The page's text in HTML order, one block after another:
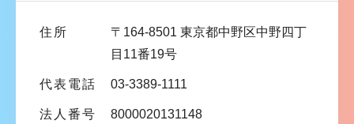
住所
〒164-8501 東京都中野区中野四丁
目11番19号
代表電話 03-3389-1111
法人番号 8000020131148